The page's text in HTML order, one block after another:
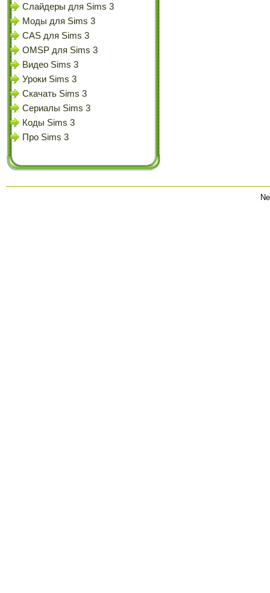
Слайдеры для Sims 3
Моды для Sims 3
CAS для Sims 3
OMSP для Sims 3
Видео Sims 3
Уроки Sims 3
Скачать Sims 3
Сериалы Sims 3
Коды Sims 3
Про Sims 3